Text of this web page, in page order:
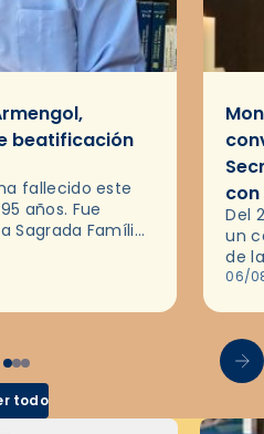
beatificación
fallecido este
años. Fue
Sagrada Família
Del
un
de
en
06/
todo